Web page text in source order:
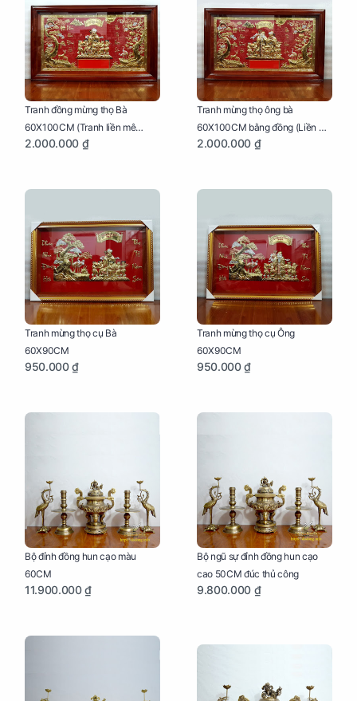
Tranh đồng mừng thọ Bà
60X100CM (Tranh liền mê
khung gỗ)
2.000.000 ₫
Tranh mừng thọ ông bà
60X100CM bằng đồng (Liền mê
- Khung gỗ)
2.000.000 ₫
Tranh mừng thọ cụ Bà
60X90CM
950.000 ₫
Tranh mừng thọ cụ Ông
60X90CM
950.000 ₫
Bộ đỉnh đồng hun cạo màu
60CM
11.900.000 ₫
Bộ ngũ sự đỉnh đồng hun cạo
cao 50CM đúc thủ công
9.800.000 ₫